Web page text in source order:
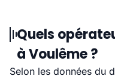
Quels
à Voulême ?
Selon les données du